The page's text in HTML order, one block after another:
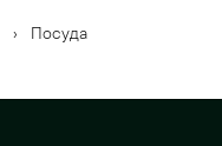
›
Посуда